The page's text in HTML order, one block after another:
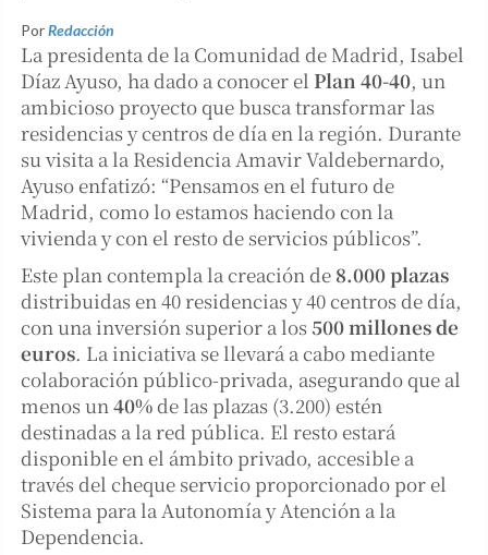
PorRedacción
La presidenta de la Comunidad de Madrid, Isabel
Díaz Ayuso, ha dado a conocer el Plan 40-40, un
ambicioso proyecto que busca transformar las
residencias y centros de día en la región. Durante
su visita a la Residencia Amavir Valdebernardo,
Ayuso enfatizó: “Pensamos en el futuro de
Madrid, como lo estamos haciendo con la
vivienda y con el resto de servicios públicos”.
Este plan contempla la creación de 8.000 plazas
distribuidas en 40 residencias y 40 centros de día,
con una inversión superior a los 500 millones de
euros. La iniciativa se llevará a cabo mediante
colaboración público-privada, asegurando que al
menos un40%de las plazas (3.200) estén
destinadas a la red pública. El resto estará
disponible en el ámbito privado, accesible a
través del cheque servicio proporcionado por el
Sistema para la Autonomía y Atención a la
Dependencia.